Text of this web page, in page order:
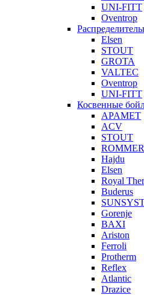
UNI-FITT
Oventrop
Elsen
STOUT
GROTA
VALTEC
Oventrop
UNI-FITT
Косвенные
APAMET
ACV
STOUT
ROMMER
Hajdu
Elsen
Royal
Buderus
Gorenje
BAXI
Ariston
Ferroli
Protherm
Reflex
Atlantic
Drazice